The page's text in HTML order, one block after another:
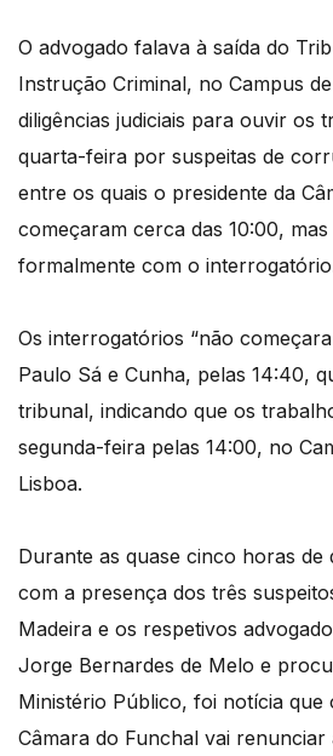
O advogado falava à saída do
Instrução Criminal, no Campus
diligências judiciais para ouvir os
quarta-feira por suspeitas de
entre os quais o presidente da
começaram cerca das 10:00,
formalmente com o
Os interrogatórios “não
Paulo Sá e Cunha, pelas 14:40,
tribunal, indicando que os
segunda-feira pelas 14:00, no
Lisboa.
Durante as quase cinco horas de
com a presença dos três
Madeira e os respetivos
Jorge Bernardes de Melo e
Ministério Público, foi notícia que
Câmara do Funchal vai renunciar